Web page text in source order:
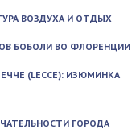
ВОЗДУХА И ОТДЫХ
БОБОЛИ ВО ФЛОРЕНЦИИ
(LECCE): ИЗЮМИНКА
ГОРОДА